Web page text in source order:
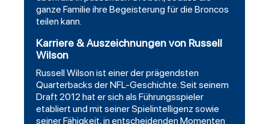
ganze Familie ihre Begeisterung für die Broncos
teilen kann.
Karriere & Auszeichnungen von Russell
Wilson
Russell Wilson ist einer der prägendsten
Quarterbacks der NFL-Geschichte. Seit seinem
Draft 2012 hat er sich als Führungsspieler
etabliert und mit seiner Spielintelligenz sowie
seiner Fähigkeit, in entscheidenden Momenten